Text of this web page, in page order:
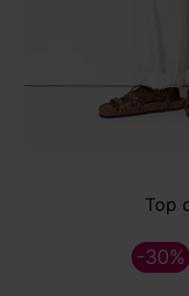
Top
-30%